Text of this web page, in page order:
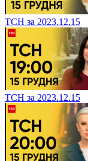
ТСН за 2023.12.15
ТСН за 2023.12.15